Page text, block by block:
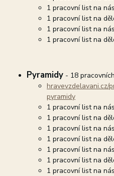
1 pracovní list na
1 pracovní list na
1 pracovní list na
1 pracovní list na
Pyramidy - 18
hravevzdelavani.cz/
pyramidy
1 pracovní list na
1 pracovní list na
1 pracovní list na
1 pracovní list na
1 pracovní list na
1 pracovní list na
1 pracovní list na